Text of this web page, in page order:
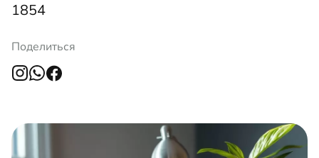
1854
Поделиться